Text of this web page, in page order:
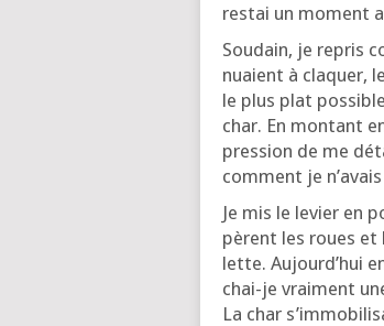
res­tai un moment
Sou­dain, je repris
nuaient à cla­quer,
le plus plat
char. En mon­tant
pres­sion de me
com­ment je
Je mis le levier en
pèrent les roues et
lette. Aujourd’­hui
chai-je vrai­ment
La char